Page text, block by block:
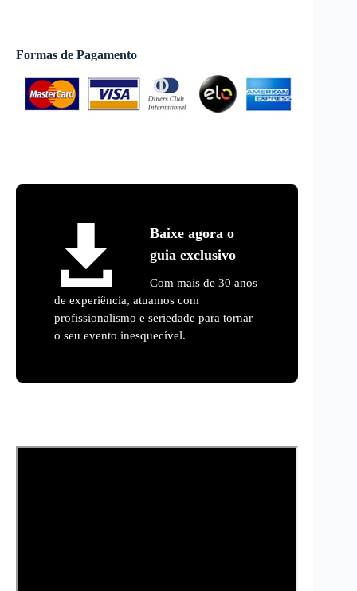
Formas de Pagamento
Baixe agora o
guia exclusivo
Com mais de 30 anos
de experiência, atuamos com
profissionalismo e seriedade para tornar
o seu evento inesquecível.